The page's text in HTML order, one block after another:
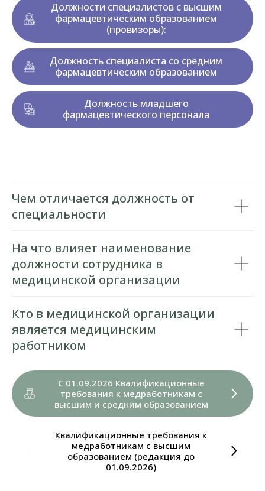
Должности специалистов с высшим
фармацевтическим образованием
(провизоры):
Должность специалиста со средним
фармацевтическим образованием
Должность младшего
фармацевтического персонала
Чем отличается должность от
специальности
На что влияет наименование
должности сотрудника в
медицинской организации
Кто в медицинской организации
является медицинским
работником
С 01.09.2026 Квалификационные
требования к медработникам с
высшим и средним образованием
Квалификационные требования к
медработникам с высшим
образованием (редакция до
01.09.2026)